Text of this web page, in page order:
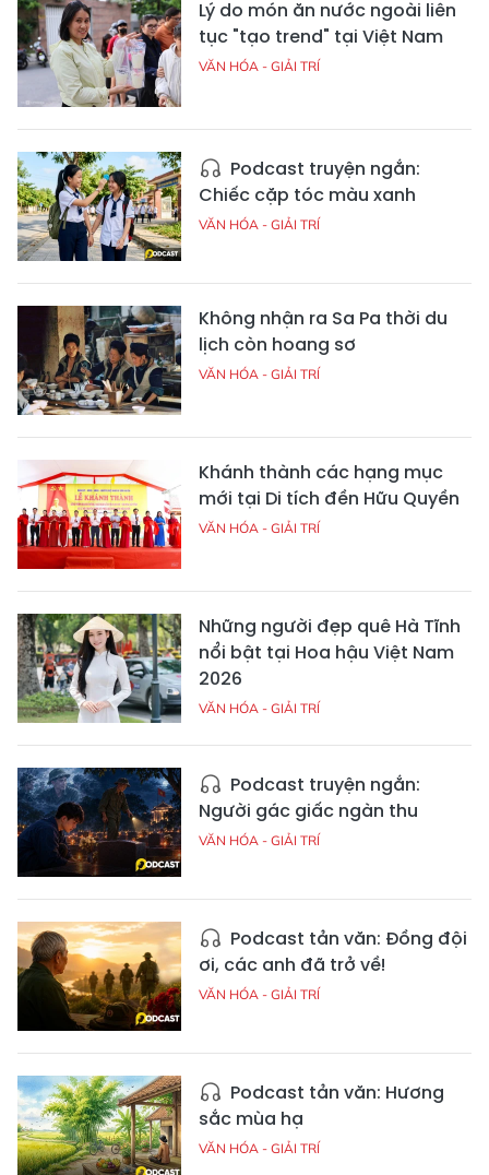
Lý do món ăn nước ngoài liên
tục "tạo trend" tại Việt Nam
VĂN HÓA - GIẢI TRÍ
Podcast truyện ngắn:
Chiếc cặp tóc màu xanh
VĂN HÓA - GIẢI TRÍ
Không nhận ra Sa Pa thời du
lịch còn hoang sơ
VĂN HÓA - GIẢI TRÍ
Khánh thành các hạng mục
mới tại Di tích đền Hữu Quyền
VĂN HÓA - GIẢI TRÍ
Những người đẹp quê Hà Tĩnh
nổi bật tại Hoa hậu Việt Nam
2026
VĂN HÓA - GIẢI TRÍ
Podcast truyện ngắn:
Người gác giấc ngàn thu
VĂN HÓA - GIẢI TRÍ
Podcast tản văn: Đồng đội
ơi, các anh đã trở về!
VĂN HÓA - GIẢI TRÍ
Podcast tản văn: Hương
sắc mùa hạ
VĂN HÓA - GIẢI TRÍ